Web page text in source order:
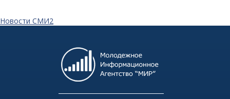
Новости СМИ2